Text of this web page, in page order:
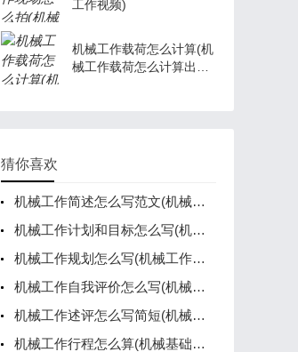
工作视频)
机械工作载荷怎么计算(机
械工作载荷怎么计算出来
猜你喜欢
机械工作简述怎么写范文(机械工作简述怎么写范文三年级)
机械工作计划和目标怎么写(机械工作总结和计划怎么写)
机械工作规划怎么写(机械工作规划怎么写好)
机械工作自我评价怎么写(机械员工自我评价)
机械工作述评怎么写简短(机械工作述评怎么写简短范文)
机械工作行程怎么算(机械基础工作行程怎么算)